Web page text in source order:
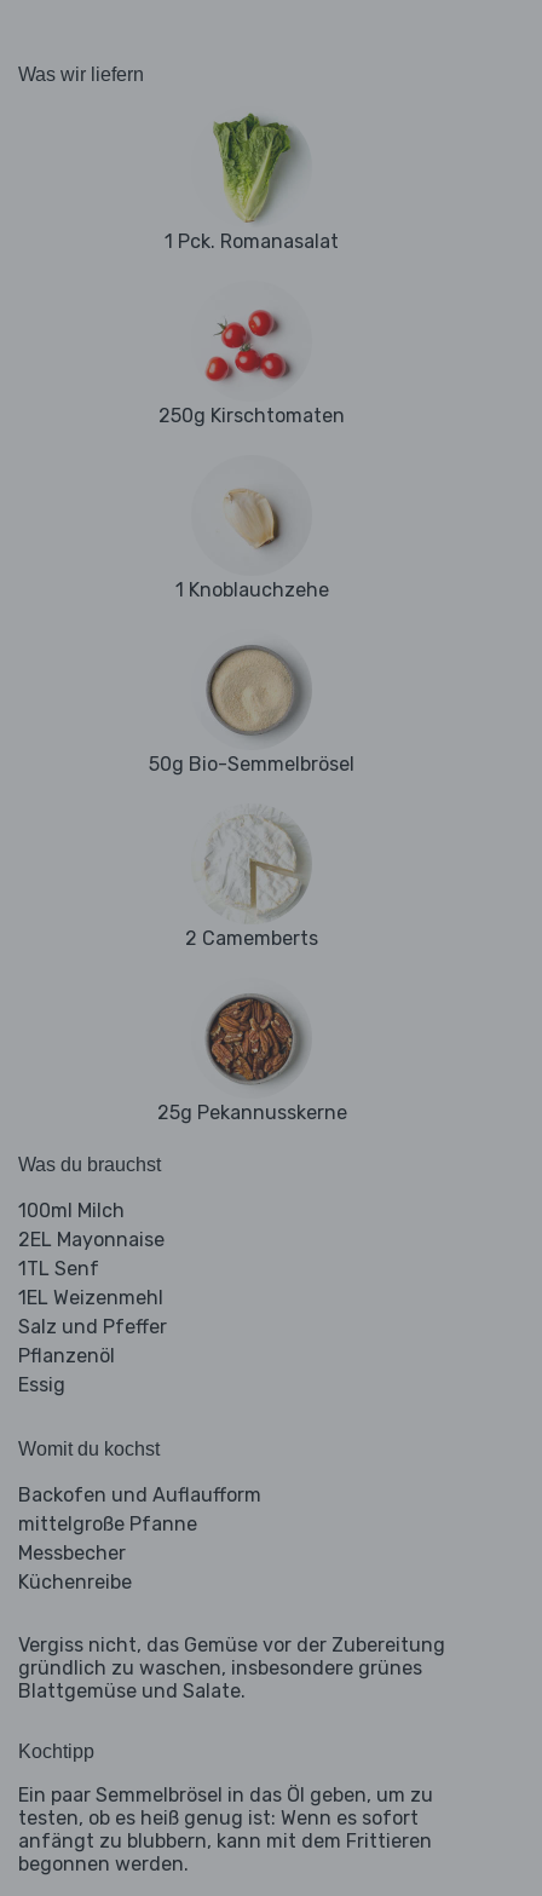
Was wir liefern
1 Pck. Romanasalat
250g Kirschtomaten
1 Knoblauchzehe
50g Bio-Semmelbrösel
2 Camemberts
25g Pekannusskerne
Was du brauchst
100ml Milch
2EL Mayonnaise
1TL Senf
1EL Weizenmehl
Salz und Pfeffer
Pflanzenöl
Essig
Womit du kochst
Backofen und Auflaufform
mittelgroße Pfanne
Messbecher
Küchenreibe
Vergiss nicht, das Gemüse vor der Zubereitung
gründlich zu waschen, insbesondere grünes
Blattgemüse und Salate.
Kochtipp
Ein paar Semmelbrösel in das Öl geben, um zu
testen, ob es heiß genug ist: Wenn es sofort
anfängt zu blubbern, kann mit dem Frittieren
begonnen werden.